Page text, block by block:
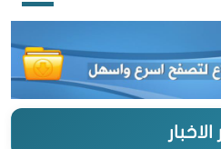
الاخبار